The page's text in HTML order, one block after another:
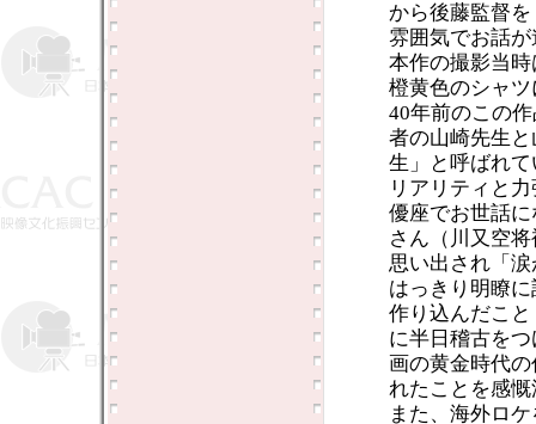
から後藤監督
雰囲気でお話
本作の撮影当
橙黄色のシャ
40年前のこの
者の山崎先生
生」と呼ばれ
リアリティと
優座でお世話
さん（川又空
思い出され「
はっきり明瞭
作り込んだこ
に半日稽古を
画の黄金時代
れたことを感
また、海外ロ